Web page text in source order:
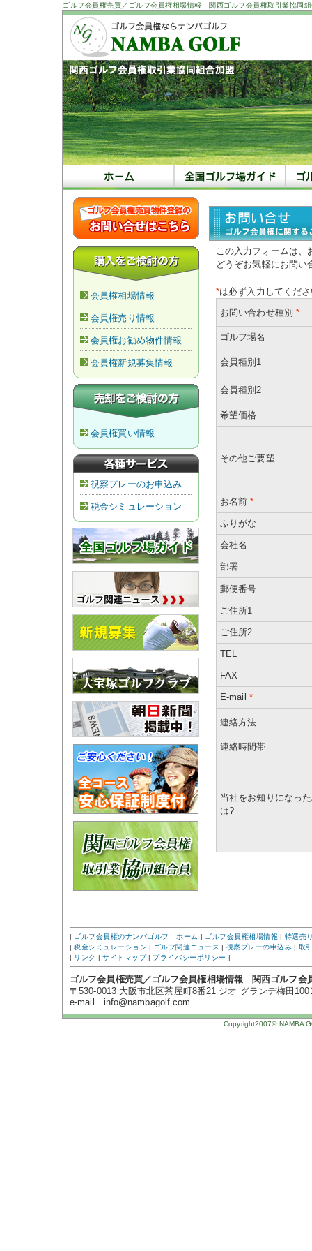
ゴルフ会員権売買／ゴルフ会員権相場情報 関西ゴルフ会員権取引業協同
会員権相場情報
会員権売り情報
会員権お勧め物件情報
会員権新規募集情報
会員権買い情報
視察プレーのお申込み
税金シミュレーション
この入力フォームは、
どうぞお気軽にお問い
*は必ず入力してくだ
お問い合わせ種別 *
ゴルフ場名
会員種別1
会員種別2
希望価格
その他ご要望
お名前 *
ふりがな
会社名
部署
郵便番号
ご住所1
ご住所2
TEL
FAX
E-mail *
連絡方法
連絡時間帯
当社をお知りになっ
は?
| ゴルフ会員権のナンバゴルフ ホーム | ゴルフ会員権相場情報 | 特選売
|税金シミュレーション | ゴルフ関連ニュース | 視察プレーの申込み | 取
| リンク |サイトマップ| プライバシーポリシー |
ゴルフ会員権売買／ゴルフ会員権相場情報 関西ゴルフ
〒530-0013 大阪市北区茶屋町8番21 ジオ グランデ梅田
e-mail info@nambagolf.com
Copyright2007© NAMBA